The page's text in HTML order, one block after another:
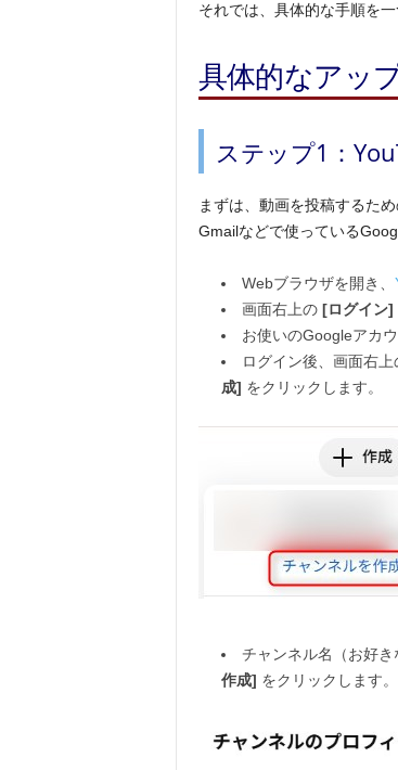
それでは、具体的な手順を
具体的なアッ
ステップ1：
まずは、動画を投稿するた
Gmailなどで使っている
Webブラウザを開き、
画面右上の [ログイン]
お使いのGoogleアカ
ログイン後、画面右
成] をクリックします。
チャンネル名（お好き
作成] をクリックします。